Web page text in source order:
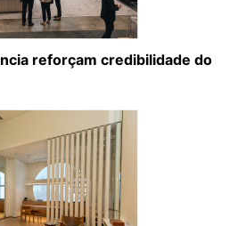
reforçam credibilidade do